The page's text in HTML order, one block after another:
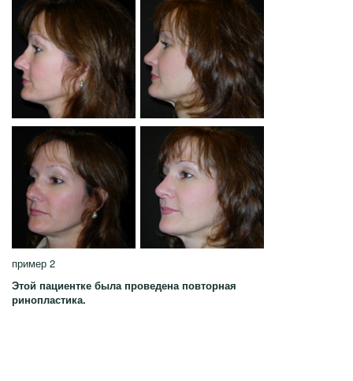
пример 2
Этой пациентке была проведена повторная
ринопластика.